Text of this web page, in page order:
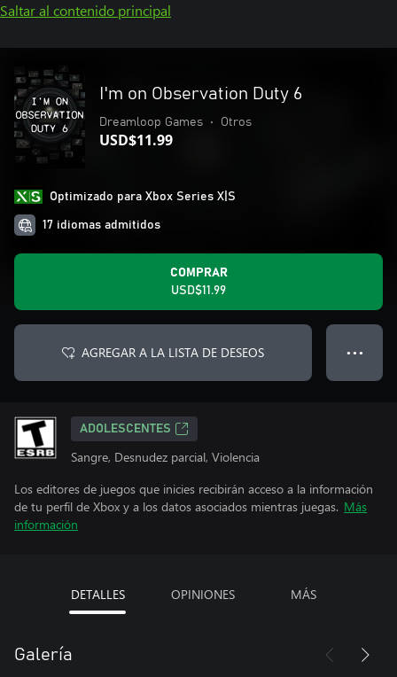
Saltar al contenido principal
I'm on Observation Duty 6
Dreamloop Games • Otros
USD$11.99
Optimizado para Xbox Series X|S
17 idiomas admitidos
COMPRAR
USD$11.99
AGREGAR A LA LISTA DE DESEOS ● ● ●
ADOLESCENTES
Sangre, Desnudez parcial, Violencia
Los editores de juegos que inicies recibirán acceso a la información
de tu perfil de Xbox y a los datos asociados mientras juegas. Más
información
DETALLES OPINIONES MÁS
Galería